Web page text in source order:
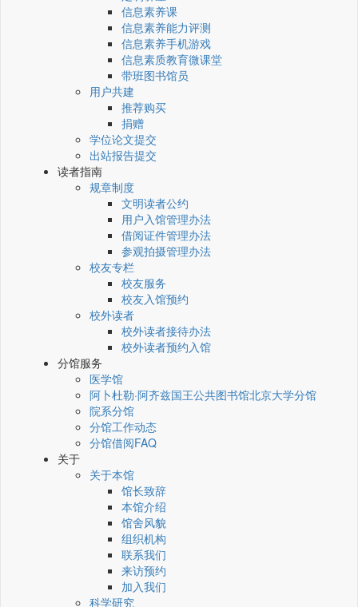
信息素养课
信息素养能力评测
信息素养手机游戏
信息素质教育微课堂
带班图书馆员
用户共建
推荐购买
捐赠
学位论文提交
出站报告提交
读者指南
规章制度
文明读者公约
用户入馆管理办法
借阅证件管理办法
参观拍摄管理办法
校友专栏
校友服务
校友入馆预约
校外读者
校外读者接待办法
校外读者预约入馆
分馆服务
医学馆
阿卜杜勒·阿齐兹国王公共图书馆北京大学分馆
院系分馆
分馆工作动态
分馆借阅FAQ
关于
关于本馆
馆长致辞
本馆介绍
馆舍风貌
组织机构
联系我们
来访预约
加入我们
科学研究